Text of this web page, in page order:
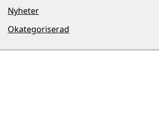
Nyheter
Okategoriserad